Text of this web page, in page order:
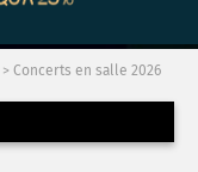
> Concerts en salle 2026